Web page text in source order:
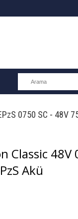
0750 SC - 48V
Classic 48V
Akü